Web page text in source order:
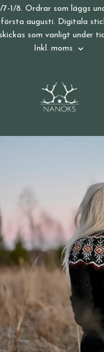
7-1/8. Ordrar som läggs
augusti. Digitala
skickas som vanligt under
Inkl. moms